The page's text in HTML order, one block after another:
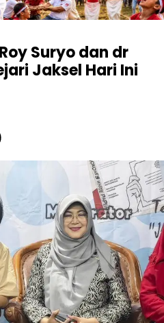
Suryo dan dr
Jaksel Hari Ini